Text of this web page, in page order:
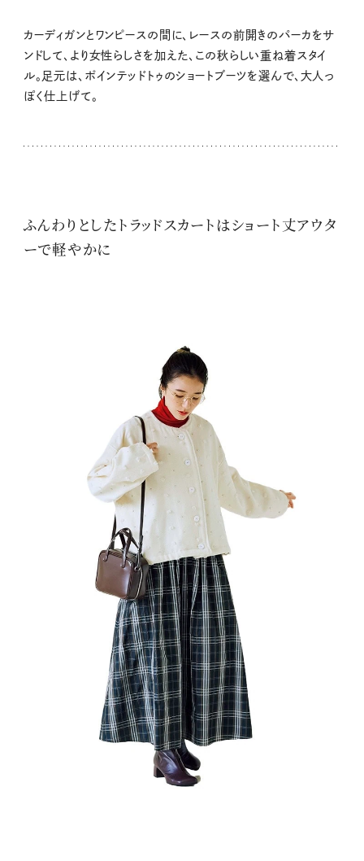
カーディガンとワンピースの間に、レースの前開きのパーカをサ
ンドして、より女性らしさを加えた、この秋らしい重ね着スタイ
ル。足元は、ポインテッドトゥのショートブーツを選んで、大人っ
ぽく仕上げて。
ふんわりとしたトラッドスカートはショート丈アウタ
ーで軽やかに